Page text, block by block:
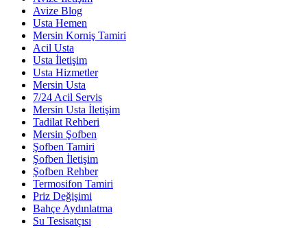
Avize Blog
Usta Hemen
Mersin Korniş Tamiri
Acil Usta
Usta İletişim
Usta Hizmetler
Mersin Usta
7/24 Acil Servis
Mersin Usta İletişim
Tadilat Rehberi
Mersin Şofben
Şofben Tamiri
Şofben İletişim
Şofben Rehber
Termosifon Tamiri
Priz Değişimi
Bahçe Aydınlatma
Su Tesisatçısı